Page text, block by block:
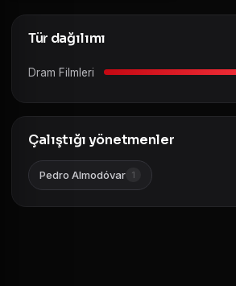
Tür dağılımı
Dram Filmleri
Çalıştığı yönetmenler
Pedro Almodóvar 1